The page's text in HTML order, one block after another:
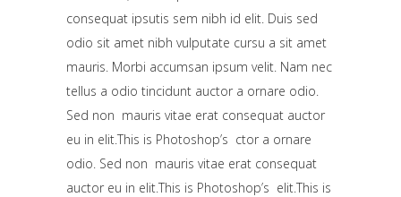
consequat ipsutis sem nibh id elit. Duis sed
odio sit amet nibh vulputate cursu a sit amet
mauris. Morbi accumsan ipsum velit. Nam nec
tellus a odio tincidunt auctor a ornare odio.
Sed non mauris vitae erat consequat auctor
eu in elit.This is Photoshop’s ctor a ornare
odio. Sed non mauris vitae erat consequat
auctor eu in elit.This is Photoshop’s elit.This is